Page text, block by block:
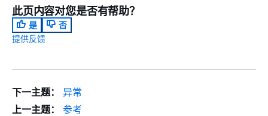
此页内容对您是否有帮助？
是
否
提供反馈
下一主题：
异常
上一主题：
参考